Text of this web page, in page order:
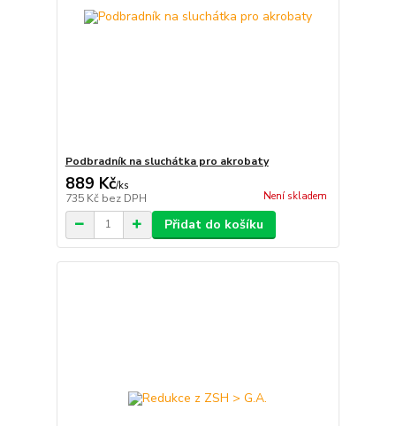
Podbradník na sluchátka pro akrobaty
889 Kč/ks
735 Kč bez DPH Není skladem
Přidat do košíku